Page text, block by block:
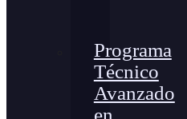
Programa
Técnico
Avanzado
en